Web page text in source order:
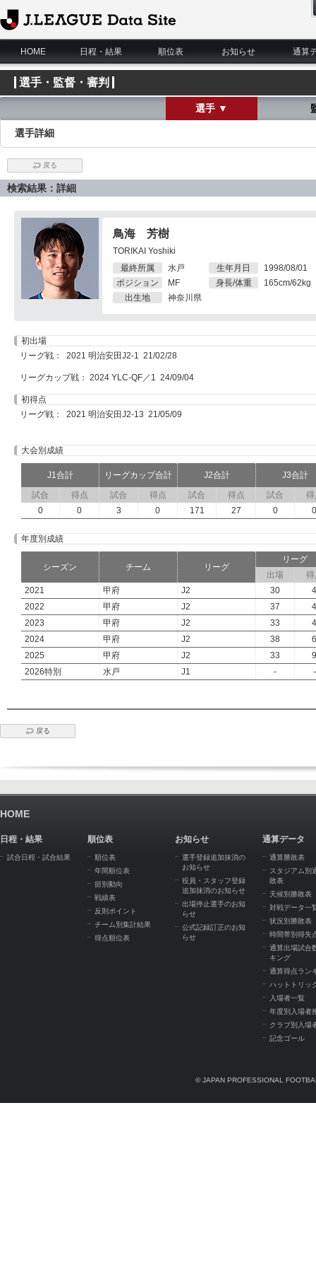
J.League Data Site
HOME
日程・結果 順位表 お知らせ 通算
選手・監督・審判
選手 ▼
選手詳細
戻る
検索結果：詳細
鳥海 芳樹
TORIKAI Yoshiki
最終所属
水戸
ポジション
MF
出生地
神奈川県
生年月日
1998/08/01
身長/体重
165cm/62kg
初出場
リーグ戦： 2021 明治安田J2-1 21/02/28
リーグカップ戦： 2024 YLC-QF／1 24/09/04
初得点
リーグ戦： 2021 明治安田J2-13 21/05/09
大会別成績
J1合計 リーグカップ合計 J2合計
J3合計
試合
得点 試合 得点 試合 得点 試合
得
0
0 3 0 171 27 0 0
年度別成績
シーズン チーム リーグ
リーグ
出場
得
2021
甲府 J2 30
4
2022
甲府 J2 37
4
2023
甲府 J2 33
4
2024
甲府 J2 38
6
2025
甲府 J2 33
9
2026特別
水戸 J1 - -
戻る
HOME
日程・結果
試合日程・試合結果
順位表
順位表
年間順位表
節別動向
戦績表
反則ポイント
チーム別集計結果
得点順位表
お知らせ
選手登録追加抹消の
お知らせ
役員・スタッフ登録
追加抹消のお知らせ
出場停止選手のお知
らせ
公式記録訂正のお知
らせ
通算データ
通算勝敗表
スタジアム別
敗表
天候別勝敗表
対戦データ一
状況別勝敗表
時間帯別得失
通算出場試合
キング
通算得点ラン
ハットトリッ
入場者一覧
年度別入場者
クラブ別入場
記念ゴール
© JAPAN PROFESSIONAL